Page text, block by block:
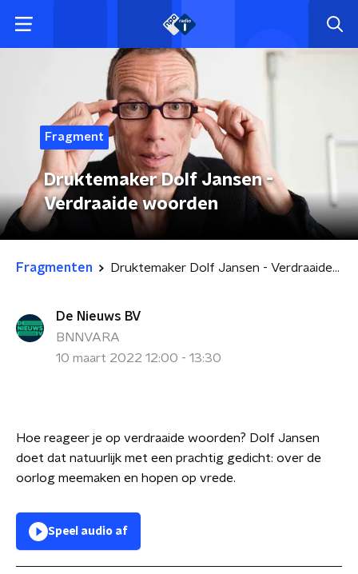
Fragment
Druktemaker Dolf Jansen -
Verdraaide woorden
Fragmenten Druktemaker Dolf Jansen - Verdraaide woorden
De Nieuws BV
BNNVARA
10 maart 2022 12:00 - 13:30
Hoe reageer je op verdraaide woorden? Dolf Jansen
doet dat natuurlijk met een prachtig gedicht: over de
oorlog meemaken en hopen op vrede.
Speel audio af